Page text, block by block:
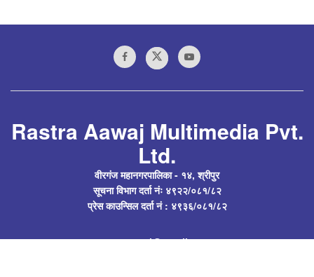
Rastra Aawaj Multimedia Pvt.
Ltd.
वीरगंज महानगरपालिका - १४, श्रीपुर
सूचना विभाग दर्ता नंः ४९२२/०८१/८२
प्रेस काउन्सिल दर्ता नं : ४९३६/०८१/८२
rastraawaj@gmail.com